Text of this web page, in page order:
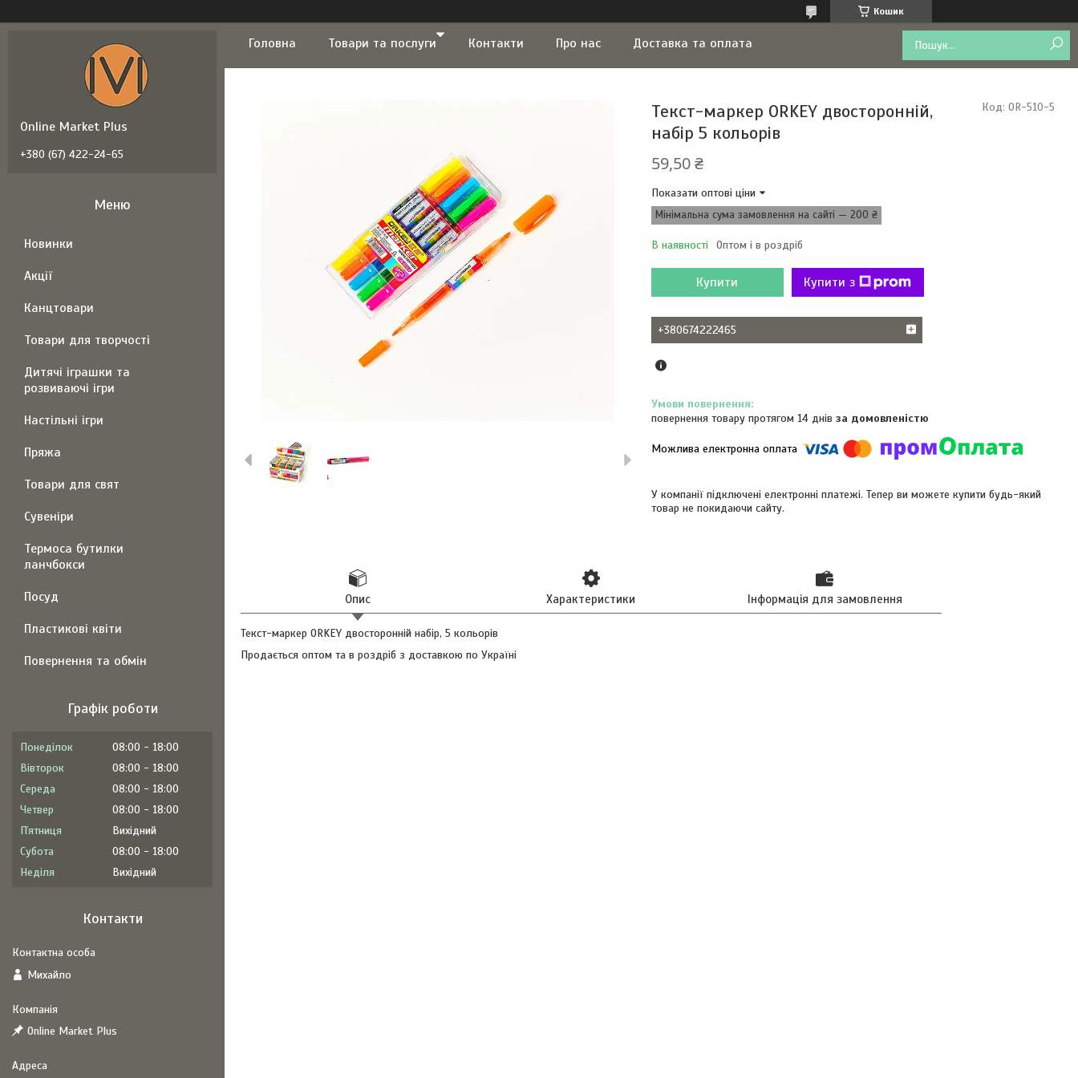
Кошик
Головна Товари та послуги Контакти Про нас Доставка та оплата
Текст-маркер ORKEY двосторонній,
набір 5 кольорів
59,50 ₴
Показати оптові ціни
Мінімальна сума замовлення на сайті — 200 ₴
В наявності Оптом і в роздріб
Код: OR-510-5
Купити Купити з
+380674222465
повернення товару протягом 14 днів за домовленістю
У компанії підключені електронні платежі. Тепер ви можете купити будь-який
товар не покидаючи сайту.
Опис Характеристики Інформація для замовлення
Текст-маркер ORKEY двосторонній набір, 5 кольорів
Продається оптом та в роздріб з доставкою по Україні
Online Market Plus
+380 (67) 422-24-65
Новинки
Акції
Канцтовари
Товари для творчості
Дитячі іграшки та
розвиваючі ігри
Настільні ігри
Пряжа
Товари для свят
Сувеніри
Термоса бутилки
ланчбокси
Посуд
Пластикові квіти
Повернення та обмін
Графік роботи
Понеділок 08:00
18:00
Вівторок
08:00
18:00
Середа
08:00
18:00
Четвер
08:00
18:00
Пʼятниця
Вихідний
Субота
08:00
18:00
Неділя
Вихідний
Контакти
Михайло
Online Market Plus